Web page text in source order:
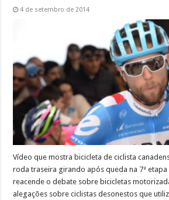
4 de setembro de 2014
Vídeo que mostra bicicleta de ciclista
roda traseira girando após queda na 7ª etapa
reacende o debate sobre bicicletas
alegações sobre ciclistas desonestos que